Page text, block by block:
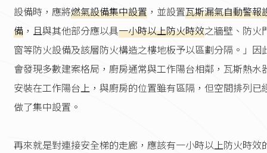
設備時，應將燃氣設備集中設置 ，並設置瓦斯漏氣自動警報
備 ，且與其他部分應以具一小時以上防火時效之牆壁、防火
窗等防火設備及該層防火構造之樓地板予以區劃分隔。」因
會發現多數建案格局，廚房通常與工作陽台相鄰，瓦斯熱水
安裝在工作陽台上，與廚房的位置雖有區隔，但空間排列已
做了集中設置。
再來就是對連接安全梯的走廊，應該有一小時以上防火時效